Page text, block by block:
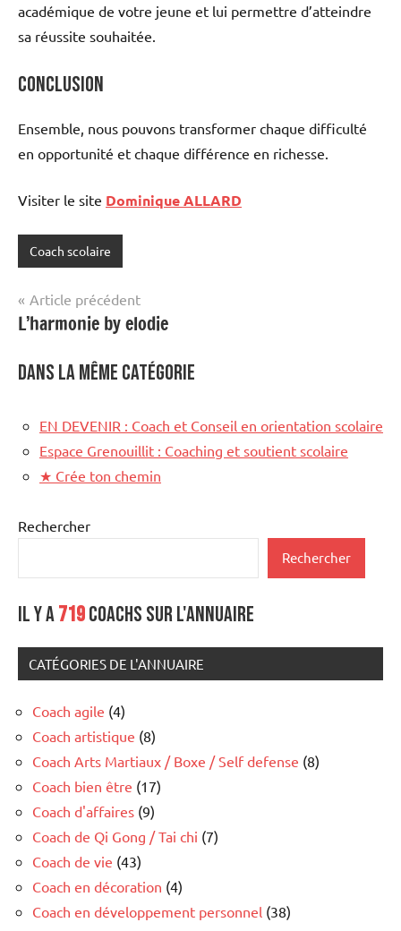
académique de votre jeune et lui permettre d’atteindre
sa réussite souhaitée.
Conclusion
Ensemble, nous pouvons transformer chaque difficulté
en opportunité et chaque différence en richesse.
Visiter le site Dominique ALLARD
site
mis
avant
Coach scolaire
Navigation
de
l’article
Article précédent
L’harmonie by elodie
Dans la même catégorie
EN DEVENIR : Coach et Conseil en orientation scolaire
Espace Grenouillit : Coaching et soutient scolaire
★ Crée ton chemin
Rechercher
Rechercher
Il y a719coachs sur l'annuaire
CATÉGORIES DE L'ANNUAIRE
Coach agile (4)
Coach artistique (8)
Coach Arts Martiaux / Boxe / Self defense (8)
Coach bien être (17)
Coach d'affaires (9)
Coach de Qi Gong / Tai chi (7)
Coach de vie (43)
Coach en décoration (4)
Coach en développement personnel (38)